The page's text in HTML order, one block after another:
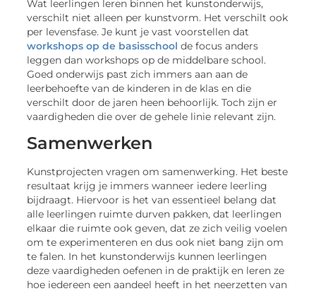
Wat leerlingen leren binnen het kunstonderwijs,
verschilt niet alleen per kunstvorm. Het verschilt ook
per levensfase. Je kunt je vast voorstellen dat
workshops op de basisschool de focus anders
leggen dan workshops op de middelbare school.
Goed onderwijs past zich immers aan aan de
leerbehoefte van de kinderen in de klas en die
verschilt door de jaren heen behoorlijk. Toch zijn er
vaardigheden die over de gehele linie relevant zijn.
Samenwerken
Kunstprojecten vragen om samenwerking. Het beste
resultaat krijg je immers wanneer iedere leerling
bijdraagt. Hiervoor is het van essentieel belang dat
alle leerlingen ruimte durven pakken, dat leerlingen
elkaar die ruimte ook geven, dat ze zich veilig voelen
om te experimenteren en dus ook niet bang zijn om
te falen. In het kunstonderwijs kunnen leerlingen
deze vaardigheden oefenen in de praktijk en leren ze
hoe iedereen een aandeel heeft in het neerzetten van